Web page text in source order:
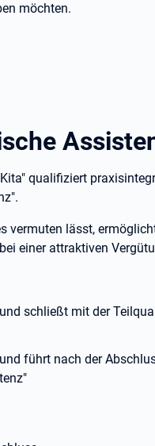
möchten.
qualifiziert
vermuten lässt,
einer attraktiven
schließt mit der
führt nach der